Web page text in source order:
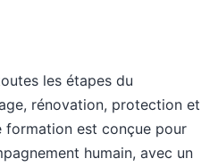
les étapes du
rénovation, protection et
formation est conçue pour
humain, avec un